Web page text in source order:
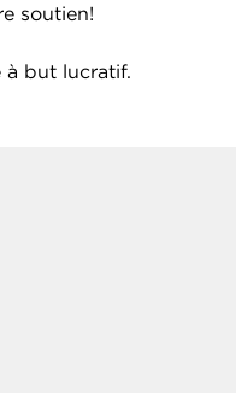
soutien!
à but lucratif.